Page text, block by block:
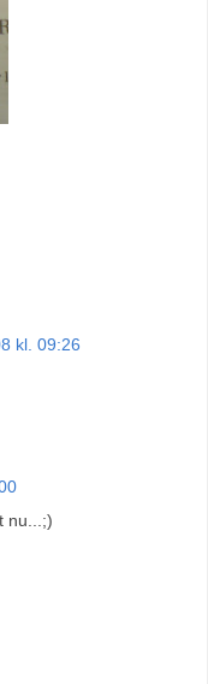
kl. 09:26
nu...;)